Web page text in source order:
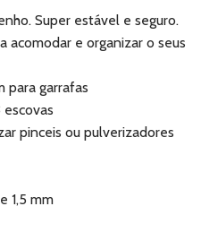
Super estável e seguro.
acomodar e organizar o seus
para garrafas
escovas
pinceis ou pulverizadores
1,5 mm